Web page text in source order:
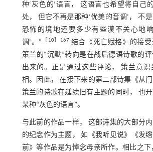
种‘灰色的’语言， 这语言也希望将自己
处， 但它不再是那种‘优美的音调’， 不
恐怖的境地还要多少有些漠不关心地
调’。”
10］167 结合《死亡赋格》的接受
策兰的“沉默”转向是在战后德语诗歌的
出来的。正是通过这些评论， 策兰意
相。因此， 在接下来的第二部诗集《从门
策兰的诗歌在延续旧有主题的同时， 也
某种“灰色的语言”。
与此前的作品一样， 这部诗集的大部分
的纪念作为主题， 如《我听见说》《发
前》等作品是为悼念母亲所作。相比之